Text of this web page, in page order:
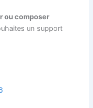
ou composer
un support